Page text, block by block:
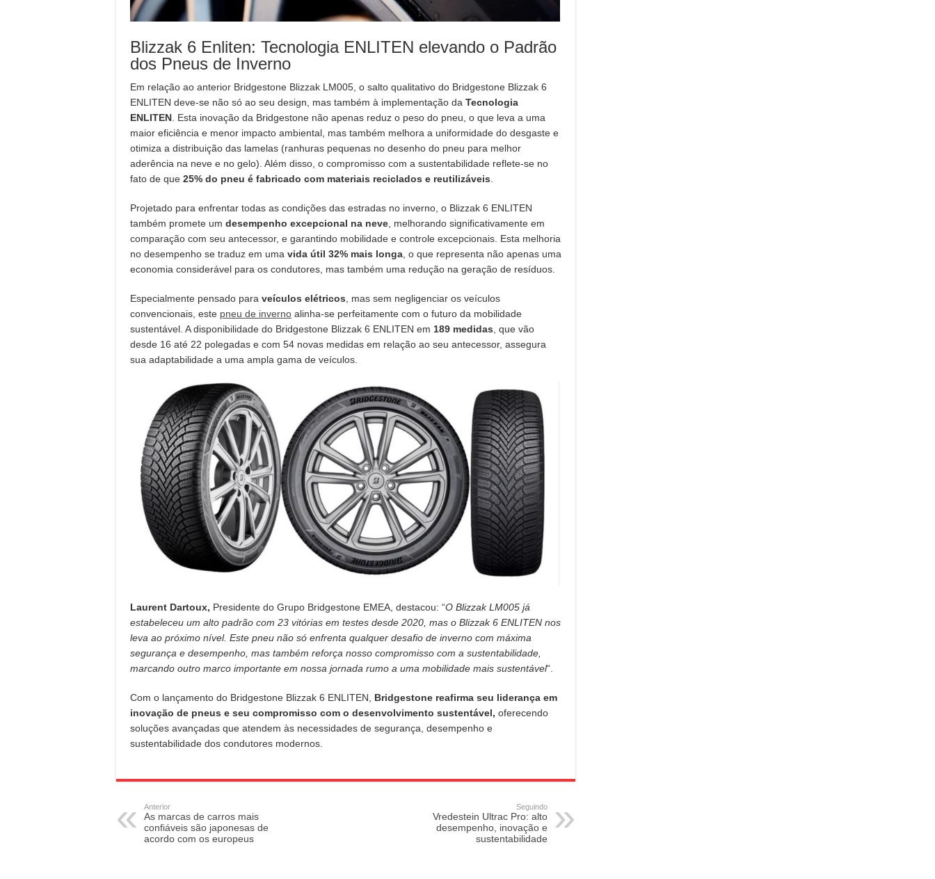
Blizzak 6 Enliten: Tecnologia ENLITEN elevando o Padrão
dos Pneus de Inverno
Em relação ao anterior Bridgestone Blizzak LM005, o salto qualitativo do Bridgestone Blizzak 6
ENLITEN deve-se não só ao seu design, mas também à implementação da Tecnologia
ENLITEN. Esta inovação da Bridgestone não apenas reduz o peso do pneu, o que leva a uma
maior eficiência e menor impacto ambiental, mas também melhora a uniformidade do desgaste e
otimiza a distribuição das lamelas (ranhuras pequenas no desenho do pneu para melhor
aderência na neve e no gelo). Além disso, o compromisso com a sustentabilidade reflete-se no
fato de que 25% do pneu é fabricado com materiais reciclados e reutilizáveis.
Projetado para enfrentar todas as condições das estradas no inverno, o Blizzak 6 ENLITEN
também promete um desempenho excepcional na neve, melhorando significativamente em
comparação com seu antecessor, e garantindo mobilidade e controle excepcionais. Esta melhoria
no desempenho se traduz em uma vida útil 32% mais longa, o que representa não apenas uma
economia considerável para os condutores, mas também uma redução na geração de resíduos.
Especialmente pensado para veículos elétricos, mas sem negligenciar os veículos
convencionais, este pneu de inverno alinha-se perfeitamente com o futuro da mobilidade
sustentável. A disponibilidade do Bridgestone Blizzak 6 ENLITEN em 189 medidas, que vão
desde 16 até 22 polegadas e com 54 novas medidas em relação ao seu antecessor, assegura
sua adaptabilidade a uma ampla gama de veículos.
Laurent Dartoux, Presidente do Grupo Bridgestone EMEA, destacou: “O Blizzak LM005 já
estabeleceu um alto padrão com 23 vitórias em testes desde 2020, mas o Blizzak 6 ENLITEN nos
leva ao próximo nível. Este pneu não só enfrenta qualquer desafio de inverno com máxima
segurança e desempenho, mas também reforça nosso compromisso com a sustentabilidade,
marcando outro marco importante em nossa jornada rumo a uma mobilidade mais sustentável“.
Com o lançamento do Bridgestone Blizzak 6 ENLITEN, Bridgestone reafirma seu liderança em
inovação de pneus e seu compromisso com o desenvolvimento sustentável, oferecendo
soluções avançadas que atendem às necessidades de segurança, desempenho e
sustentabilidade dos condutores modernos.
Anterior
As marcas de carros mais
confiáveis são japonesas de
acordo com os europeus
Seguindo
Vredestein Ultrac Pro: alto
desempenho, inovação e
sustentabilidade